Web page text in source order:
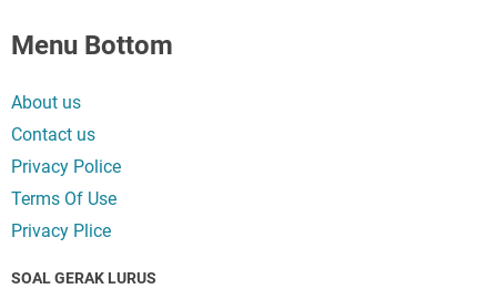
Menu Bottom
About us
Contact us
Privacy Police
Terms Of Use
Privacy Plice
SOAL GERAK LURUS